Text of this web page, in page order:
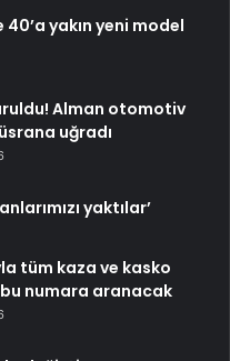
yakın yeni model
Alman otomotiv
uğradı
yaktılar’
tüm kaza ve kasko
numara aranacak